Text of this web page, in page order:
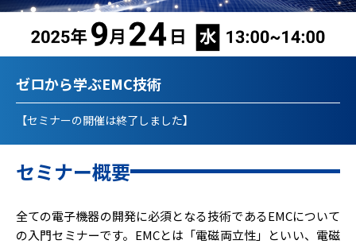
ゼロから学ぶEMC技術
【セミナーの開催は終了しました】
セミナー概要
全ての電子機器の開発に必須となる技術であるEMCについて
の入門セミナーです。EMCとは「電磁両立性」といい、電磁